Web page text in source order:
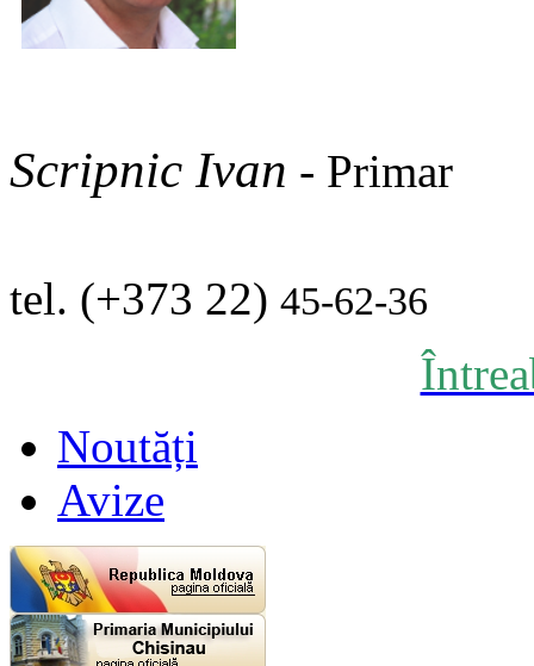
Scripnic Ivan - Primar
tel. (+373 22) 45-62-36
Noutăți
Avize